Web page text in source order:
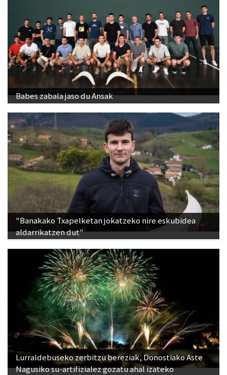
Babes zabala jaso du Ansak
"Banakako Txapelketan jokatzeko nire eskubidea
aldarrikatzen dut"
Lurraldebuseko zerbitzu bereziak, Donostiako Aste
Nagusiko su-artifizialez gozatu ahal izateko